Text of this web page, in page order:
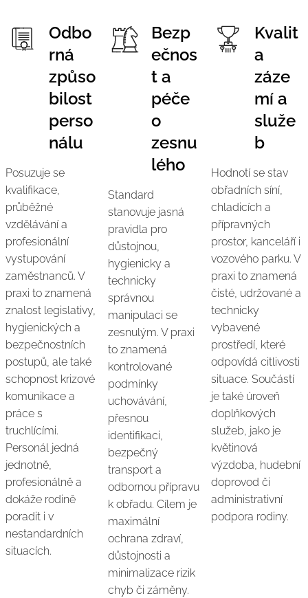
Odbo
rná
způso
bilost
perso
nálu
Posuzuje se
kvalifikace,
průběžné
vzdělávání a
profesionální
vystupování
zaměstnanců. V
praxi to znamená
znalost legislativy,
hygienických a
bezpečnostních
postupů, ale také
schopnost krizové
komunikace a
práce s
truchlícími.
Personál jedná
jednotně,
profesionálně a
dokáže rodině
poradit i v
nestandardních
situacích.
Bezp
ečnos
t a
péče
o
zesnu
lého
Standard
stanovuje jasná
pravidla pro
důstojnou,
hygienicky a
technicky
správnou
manipulaci se
zesnulým. V praxi
to znamená
kontrolované
podmínky
uchovávání,
přesnou
identifikaci,
bezpečný
transport a
odbornou přípravu
k obřadu. Cílem je
maximální
ochrana zdraví,
důstojnosti a
minimalizace rizik
chyb či záměny.
Kvalit
a
záze
mí a
služe
b
Hodnotí se stav
obřadních síní,
chladicích a
přípravných
prostor, kanceláří i
vozového parku. V
praxi to znamená
čisté, udržované a
technicky
vybavené
prostředí, které
odpovídá citlivosti
situace. Součástí
je také úroveň
doplňkových
služeb, jako je
květinová
výzdoba, hudební
doprovod či
administrativní
podpora rodiny.